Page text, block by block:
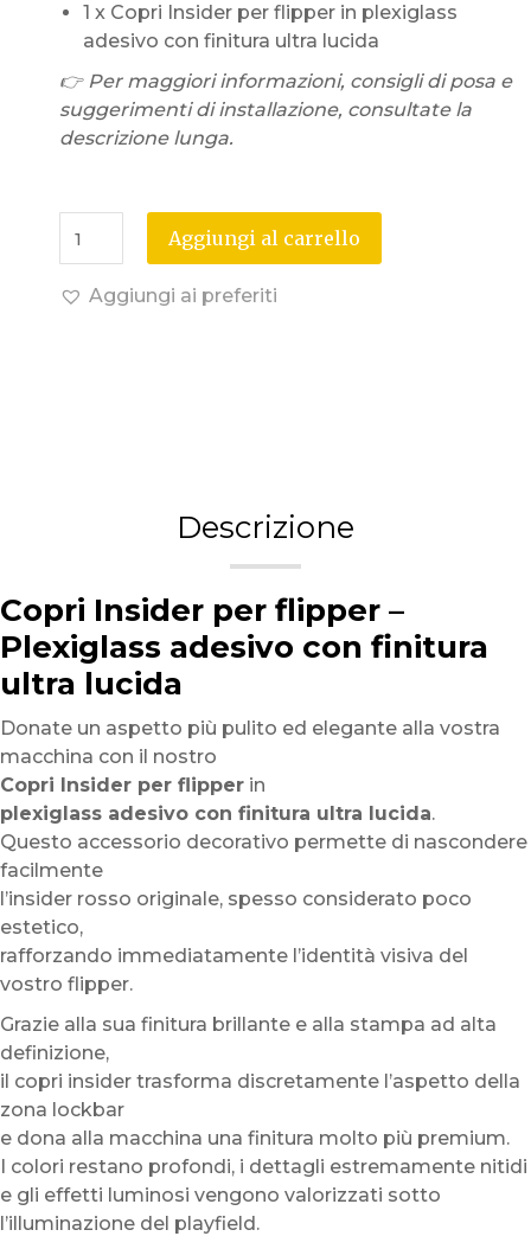
1 x Copri Insider per flipper in plexiglass
adesivo con finitura ultra lucida
👉 Per maggiori informazioni, consigli di posa e
suggerimenti di installazione, consultate la
descrizione lunga.
Aggiungi al carrello
Aggiungi ai preferiti
Descrizione
Copri Insider per flipper –
Plexiglass adesivo con finitura
ultra lucida
Donate un aspetto più pulito ed elegante alla vostra
macchina con il nostro
Copri Insider per flipper in
plexiglass adesivo con finitura ultra lucida.
Questo accessorio decorativo permette di nascondere
facilmente
l’insider rosso originale, spesso considerato poco
estetico,
rafforzando immediatamente l’identità visiva del
vostro flipper.
Grazie alla sua finitura brillante e alla stampa ad alta
definizione,
il copri insider trasforma discretamente l’aspetto della
zona lockbar
e dona alla macchina una finitura molto più premium.
I colori restano profondi, i dettagli estremamente nitidi
e gli effetti luminosi vengono valorizzati sotto
l’illuminazione del playfield.